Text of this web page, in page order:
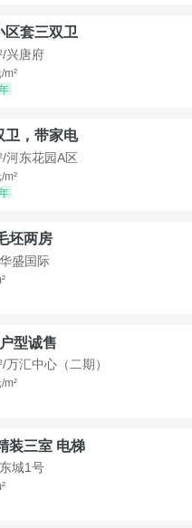
区套三双卫
兴唐府
m²
卫，带家电
河东花园A区
m²
坯两房
盛国际
型诚售
汇中心（二期）
m²
装三室 电梯
城1号